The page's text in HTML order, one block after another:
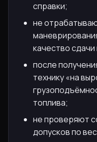
справки;
не
качество сдачи
после
технику «на
топлива;
не проверяют
допусков по